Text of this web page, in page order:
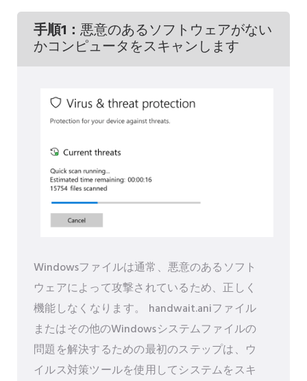
手順1： 悪意のあるソフトウェアがない
かコンピュータをスキャンします
Windowsファイルは通常、悪意のあるソフト
ウェアによって攻撃されているため、正しく
機能しなくなります。 handwait.aniファイル
またはその他のWindowsシステムファイルの
問題を解決するための最初のステップは、ウ
イルス対策ツールを使用してシステムをスキ